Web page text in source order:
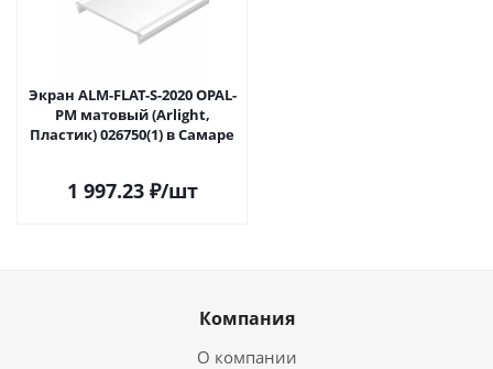
Экран ALM-FLAT-S-2020 OPAL-
PM матовый (Arlight,
Пластик) 026750(1) в Самаре
1 997.23₽/шт
Компания
О компании